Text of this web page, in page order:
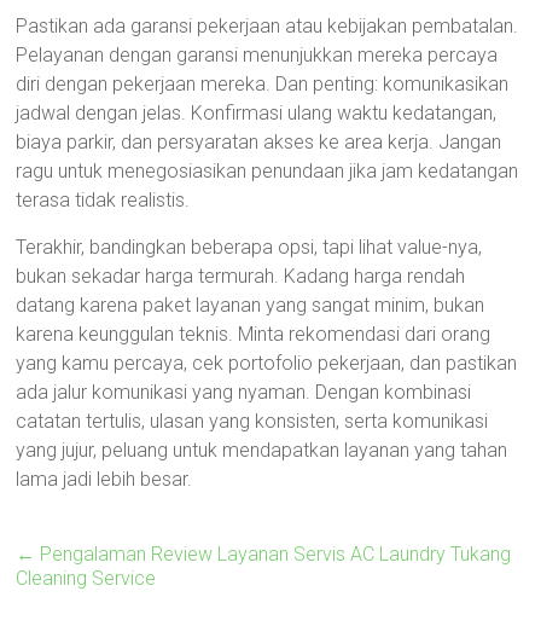
Pastikan ada garansi pekerjaan atau kebijakan pembatalan.
Pelayanan dengan garansi menunjukkan mereka percaya
diri dengan pekerjaan mereka. Dan penting: komunikasikan
jadwal dengan jelas. Konfirmasi ulang waktu kedatangan,
biaya parkir, dan persyaratan akses ke area kerja. Jangan
ragu untuk menegosiasikan penundaan jika jam kedatangan
terasa tidak realistis.
Terakhir, bandingkan beberapa opsi, tapi lihat value-nya,
bukan sekadar harga termurah. Kadang harga rendah
datang karena paket layanan yang sangat minim, bukan
karena keunggulan teknis. Minta rekomendasi dari orang
yang kamu percaya, cek portofolio pekerjaan, dan pastikan
ada jalur komunikasi yang nyaman. Dengan kombinasi
catatan tertulis, ulasan yang konsisten, serta komunikasi
yang jujur, peluang untuk mendapatkan layanan yang tahan
lama jadi lebih besar.
← Pengalaman Review Layanan Servis AC Laundry Tukang
Cleaning Service